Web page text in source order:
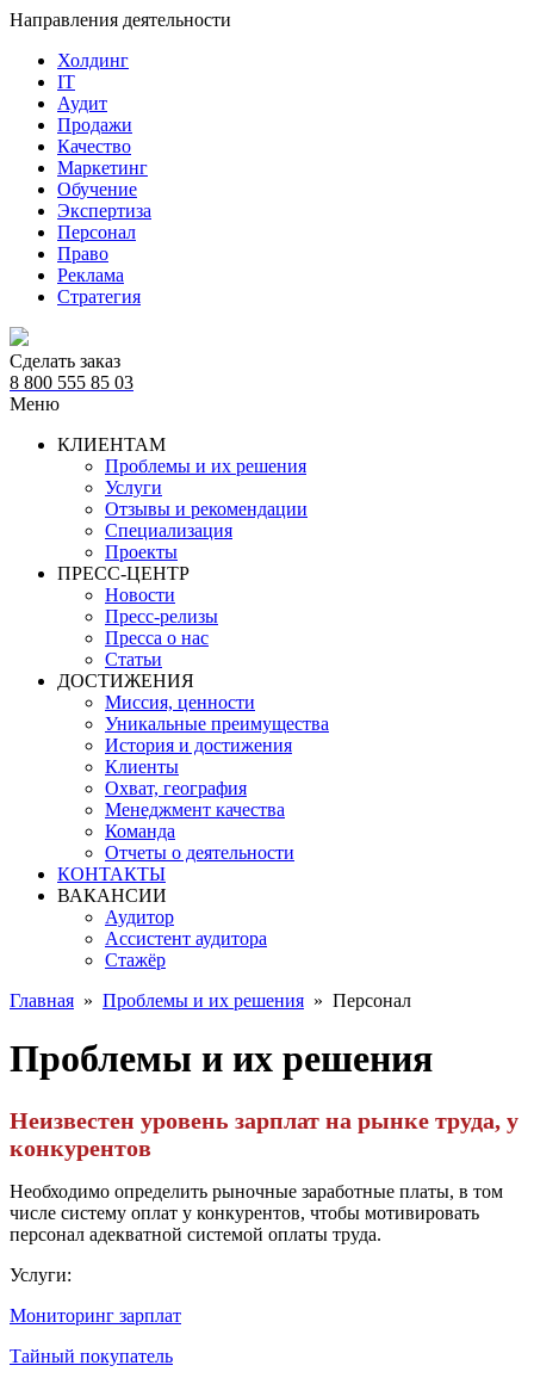
Направления деятельности
Холдинг
IT
Аудит
Продажи
Качество
Маркетинг
Обучение
Экспертиза
Персонал
Право
Реклама
Стратегия
Сделать заказ
8 800 555 85 03
Меню
КЛИЕНТАМ
Проблемы и их решения
Услуги
Отзывы и рекомендации
Специализация
Проекты
ПРЕСС-ЦЕНТР
Новости
Пресс-релизы
Пресса о нас
Статьи
ДОСТИЖЕНИЯ
Миссия, ценности
Уникальные преимущества
История и достижения
Клиенты
Охват, география
Менеджмент качества
Команда
Отчеты о деятельности
КОНТАКТЫ
ВАКАНСИИ
Аудитор
Ассистент аудитора
Стажёр
Главная » Проблемы и их решения » Персонал
Проблемы и их решения
Неизвестен уровень зарплат на рынке труда, у
конкурентов
Необходимо определить рыночные заработные платы, в том
числе систему оплат у конкурентов, чтобы мотивировать
персонал адекватной системой оплаты труда.
Услуги:
Мониторинг зарплат
Тайный покупатель